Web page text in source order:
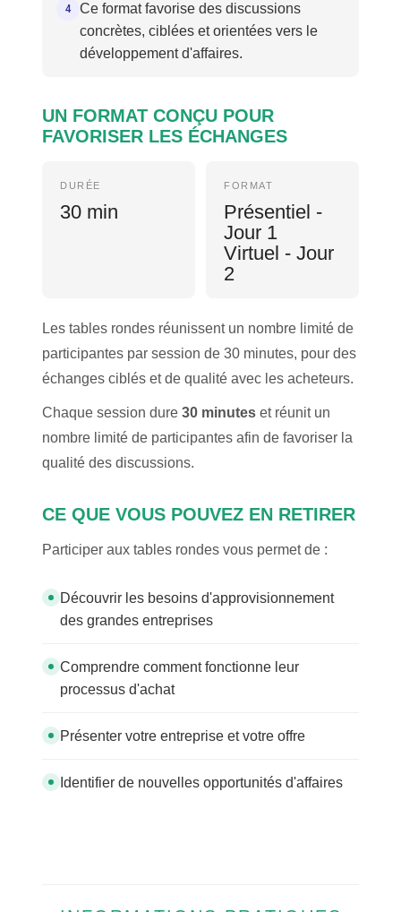
4
Ce format favorise des discussions
concrètes, ciblées et orientées vers le
développement d'affaires.
UN FORMAT CONÇU POUR
FAVORISER LES ÉCHANGES
DURÉE
30 min
FORMAT
Présentiel -
Jour 1
Virtuel - Jour
2
Les tables rondes réunissent un nombre limité de
participantes par session de 30 minutes, pour des
échanges ciblés et de qualité avec les acheteurs.
Chaque session dure 30 minutes et réunit un
nombre limité de participantes afin de favoriser la
qualité des discussions.
CE QUE VOUS POUVEZ EN RETIRER
Participer aux tables rondes vous permet de :
Découvrir les besoins d'approvisionnement
des grandes entreprises
Comprendre comment fonctionne leur
processus d'achat
Présenter votre entreprise et votre offre
Identifier de nouvelles opportunités d'affaires